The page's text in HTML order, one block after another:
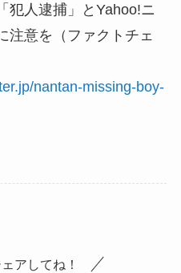
犯人逮捕」とYahoo!ニ
注意を（ファクトチェ
nantan-missing-boy-
アしてね！